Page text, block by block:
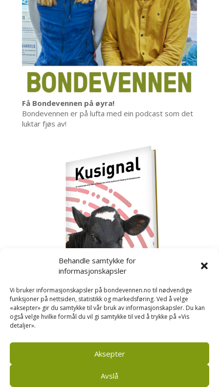
Behandle samtykke for
informasjonskapsler
Vi bruker informasjonskapsler på bondevennen.no til nødvendige
funksjoner på nettsiden, statistikk og markedsføring. Ved å velge
«aksepter» gir du samtykke til vår bruk av informasjonskapsler. Du kan
også velge hvilke formål du vil gi samtykke til ved å trykke på «Vis
detaljer».
Aksepter
Avslå
Få Bondevennen på øyra!
Bondevennen er på lufta med ein podcast som det
luktar fjøs av!
Kusignal